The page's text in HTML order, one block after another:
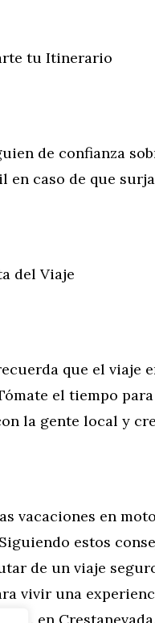
tu Itinerario
de confianza
en caso de que
del Viaje
que el viaje
el tiempo
la gente local y
vacaciones en
estos
de un viaje
vivir una
?… en Crestanevada.